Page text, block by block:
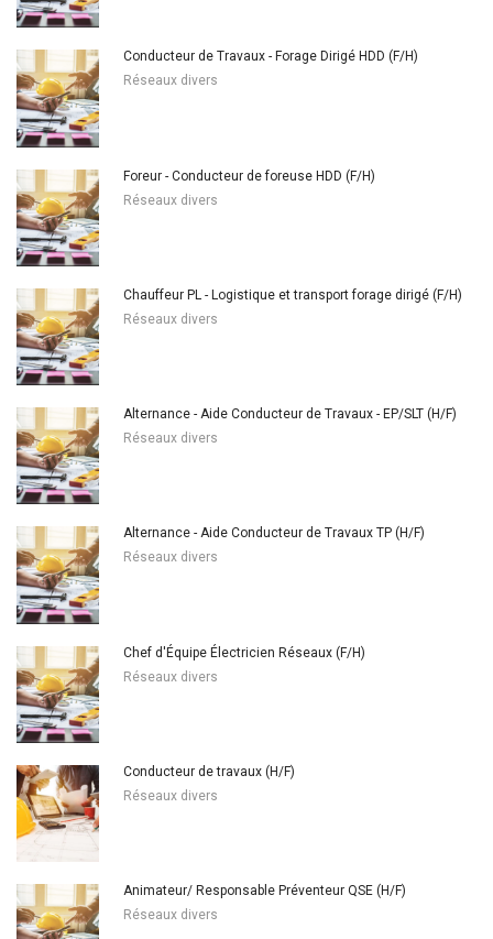
Conducteur de Travaux - Forage Dirigé HDD (F/H)
Réseaux divers
Foreur - Conducteur de foreuse HDD (F/H)
Réseaux divers
Chauffeur PL - Logistique et transport forage dirigé (F/H)
Réseaux divers
Alternance - Aide Conducteur de Travaux - EP/SLT (H/F)
Réseaux divers
Alternance - Aide Conducteur de Travaux TP (H/F)
Réseaux divers
Chef d'Équipe Électricien Réseaux (F/H)
Réseaux divers
Conducteur de travaux (H/F)
Réseaux divers
Animateur/ Responsable Préventeur QSE (H/F)
Réseaux divers